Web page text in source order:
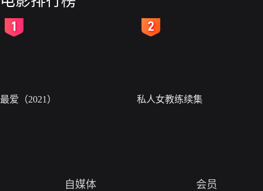
最爱（2021） 私人女教练续集
自媒体 会员